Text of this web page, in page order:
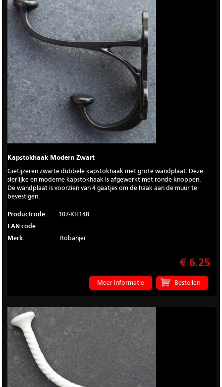
Kapstokhaak Modern Zwart
Gietijzeren zwarte dubbele kapstokhaak met grote wandplaat. Deze
sierlijke en moderne kapstokhaak is afgewerkt met ronde knoppen.
De wandplaat is voorzien van 4 gaatjes om de haak aan de muur te
bevestigen.
Productcode:
107-KH148
EAN code:
Merk:
Robanjer
€ 6.25
Meer informatie